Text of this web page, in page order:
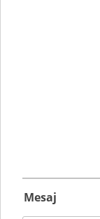
Mesaj